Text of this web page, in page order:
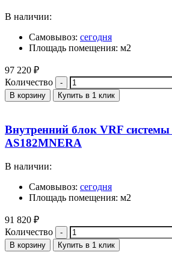
В наличии:
Самовывоз: сегодня
Площадь помещения: м2
97 220 ₽
Количество
В корзину Купить в 1 клик
Внутренний блок VRF
AS182MNERA
В наличии:
Самовывоз: сегодня
Площадь помещения: м2
91 820 ₽
Количество
В корзину Купить в 1 клик